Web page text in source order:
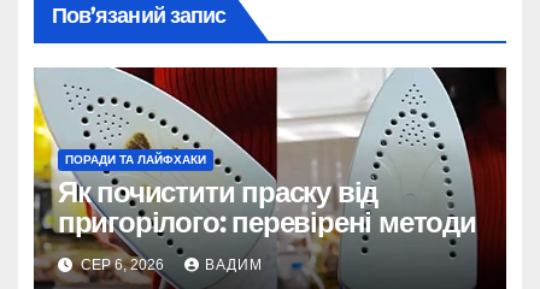
Пов’язаний запис
ПОРАДИ ТА ЛАЙФХАКИ
Як почистити праску від
пригорілого: перевірені методи
СЕР 6, 2026 ВАДИМ